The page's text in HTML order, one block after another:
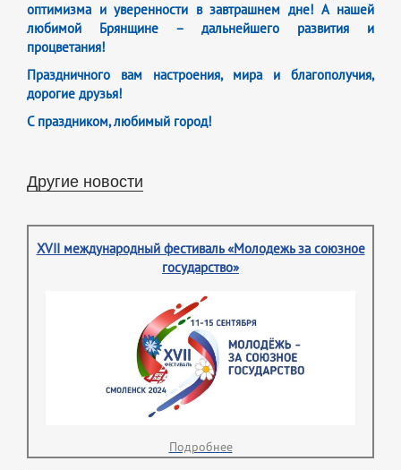
оптимизма и уверенности в завтрашнем дне! А нашей
любимой Брянщине – дальнейшего развития и
процветания!
Праздничного вам настроения, мира и благополучия,
дорогие друзья!
С праздником, любимый город!
Другие новости
XVII международный фестиваль «Молодежь за союзное
государство»
Подробнее